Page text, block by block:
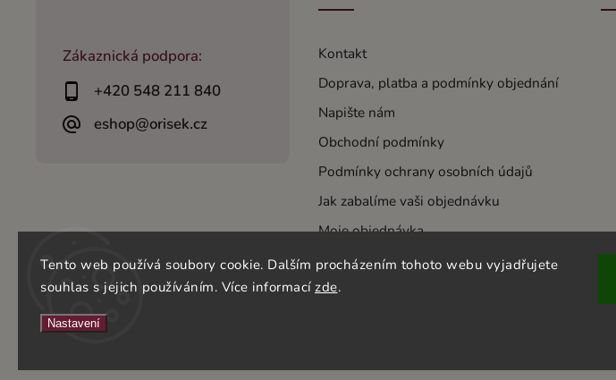
Tento web používá soubory cookie. Dalším procházením tohoto webu vyjadřujete
souhlas s jejich používáním. Více informací zde.
Nastavení
Zákaznická podpora:
+420 548 211 840
eshop@orisek.cz
Kontakt
Doprava, platba a podmínky objednání
Napište nám
Obchodní podmínky
Podmínky ochrany osobních údajů
Jak zabalíme vaši objednávku
Moje objednávka
Copyright 2026